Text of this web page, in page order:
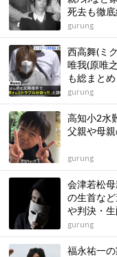
死去も徹
gurung
西高舞(ミ
唯我(原唯
も総まとめ
gurung
高知小2水
父親や母
gurung
会津若松
の生首な
や判決・
gurung
福永祐一